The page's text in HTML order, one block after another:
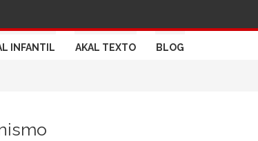
INFANTIL AKAL TEXTO BLOG